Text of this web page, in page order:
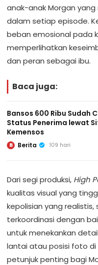
anak-anak Morgan
dalam setiap episode.
beban emosional pada
memperlihatkan
dan peran sebagai ibu.
Baca juga:
Bansos 600 Ribu Sudah
Status Penerima lewat
Kemensos
B Berita 109 hari
Dari segi produksi, High
kualitas visual yang
kepolisian yang
terkoordinasi dengan
untuk menekankan
lantai atau posisi foto
petunjuk penting bagi